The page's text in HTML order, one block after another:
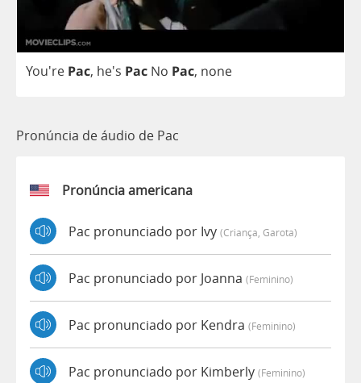
You're Pac, he's Pac No Pac, none
Pronúncia de áudio de Pac
Pronúncia americana
Pac pronunciado por Ivy (criança, Garota)
Pac pronunciado por Joanna (feminino)
Pac pronunciado por Kendra (feminino)
Pac pronunciado por Kimberly (feminino)